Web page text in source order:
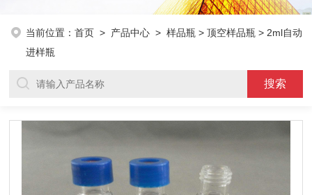
当前位置：首页 > 产品中心 >样品瓶 >顶空样品瓶 > 2ml自动
进样瓶